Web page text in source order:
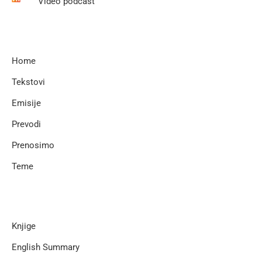
Home
Tekstovi
Emisije
Prevodi
Prenosimo
Teme
Knjige
English Summary